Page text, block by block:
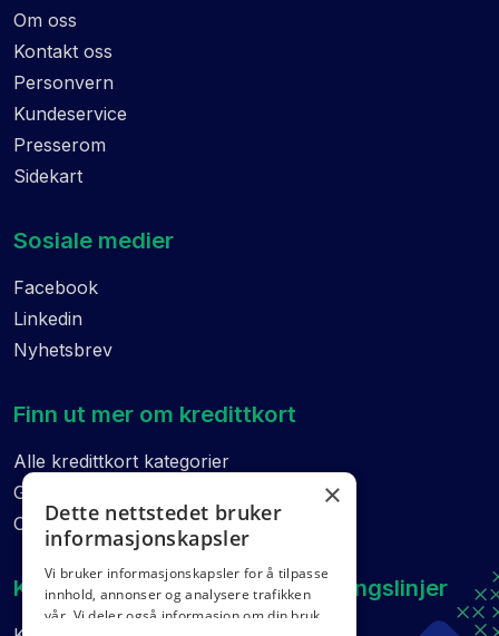
Om oss
Kontakt oss
Personvern
Kundeservice
Presserom
Sidekart
Sosiale medier
Facebook
Linkedin
Nyhetsbrev
Finn ut mer om kredittkort
Alle kredittkort kategorier
Guider
Ordliste
Kvalitetskontroll og etiske retningslinjer
×
Dette nettstedet bruker
informasjonskapsler
Vi bruker informasjonskapsler for å tilpasse
innhold, annonser og analysere trafikken
vår. Vi deler også informasjon om din bruk